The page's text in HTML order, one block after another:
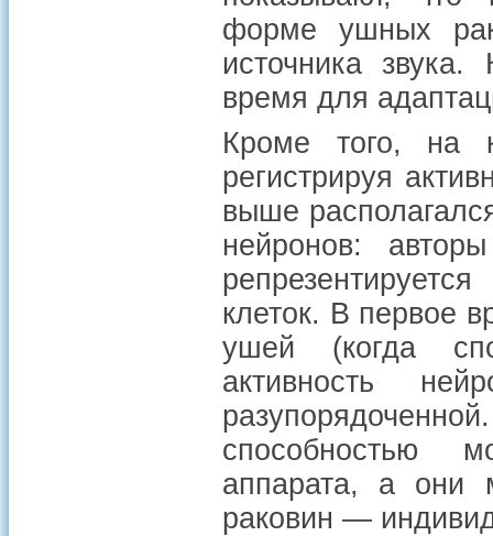
форме ушных
источника
время для
Кроме того, на
регистрируя
выше
нейронов:
клеток. В первое
ушей (когда
активность
способностью
аппарата, а они
раковин —